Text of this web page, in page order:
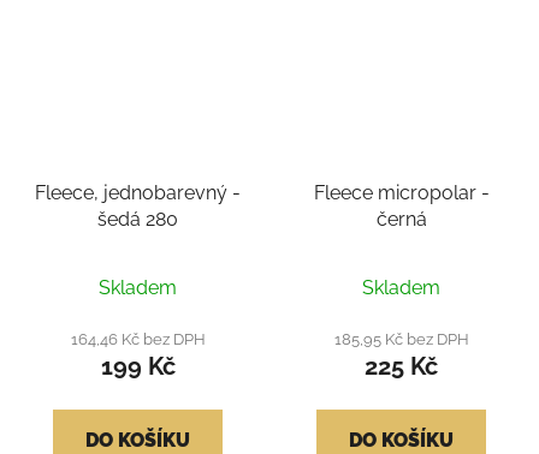
Fleece, jednobarevný -
šedá 280
Skladem
164,46 Kč bez DPH
199 Kč
DO KOŠÍKU
Fleece micropolar -
černá
hodnocení
produktu
je
z
Skladem
185,95 Kč bez DPH
225 Kč
DO KOŠÍKU